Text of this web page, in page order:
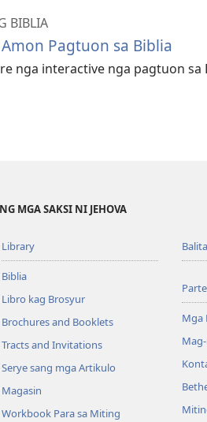
BIBLIA
Pagtuon sa Biblia
nga interactive nga pagtuon sa
MGA SAKSI NI JEHOVA
Library
Biblia
Libro kag Brosyur
Brochures and Booklets
Tracts and Invitations
Serye sang mga Artikulo
Magasin
Workbook Para sa Miting
Balita
Mga